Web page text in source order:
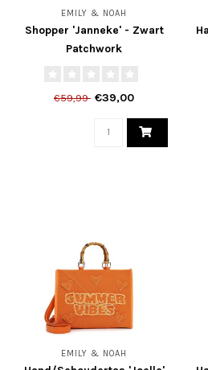
EMILY & NOAH
Shopper 'Janneke' - Zwart
Patchwork
€59,99 €39,00
EMILY & NOAH